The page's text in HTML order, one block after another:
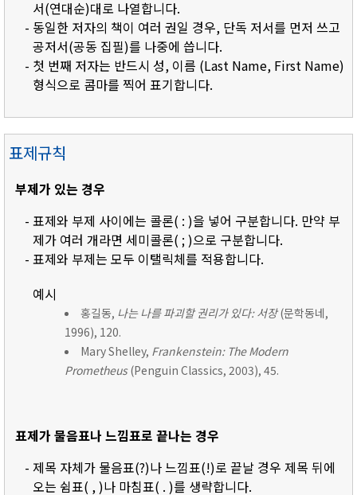
서(연대순)대로 나열합니다.
- 동일한 저자의 책이 여러 권일 경우, 단독 저서를 먼저 쓰고
공저서(공동 집필)를 나중에 씁니다.
- 첫 번째 저자는 반드시 성, 이름 (Last Name, First Name)
형식으로 콤마를 찍어 표기합니다.
표제규칙
부제가 있는 경우
- 표제와 부제 사이에는 콜론( : )을 넣어 구분합니다. 만약 부
제가 여러 개라면 세미콜론( ; )으로 구분합니다.
- 표제와 부제는 모두 이탤릭체를 적용합니다.
예시
홍길동, 나는 나를 파괴할 권리가 있다: 서장(문학동네,
1996), 120.
Mary Shelley, Frankenstein: The Modern
Prometheus(Penguin Classics, 2003), 45.
표제가 물음표나 느낌표로 끝나는 경우
- 제목 자체가 물음표(?)나 느낌표(!)로 끝날 경우 제목 뒤에
오는 쉼표( , )나 마침표( . )를 생략합니다.